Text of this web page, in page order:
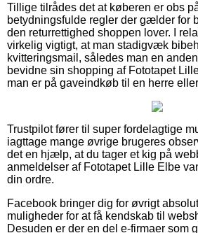
Tillige tilrådes det at køberen er obs
betydningsfulde regler der gælder for
den returrettighed shoppen lover. I
virkelig vigtigt, at man stadigvæk
kvitteringsmail, således man en
bevidne sin shopping af Fototapet
man er på gaveindkøb til en herre
Trustpilot fører til super fordelagtige
iagttage mange øvrige brugeres
det en hjælp, at du tager et kig på
anmeldelser af Fototapet Lille Elbe
din ordre.
Facebook bringer dig for øvrigt
muligheder for at få kendskab til
Desuden er der en del e-firmaer som